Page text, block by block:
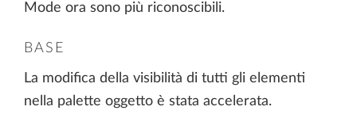
Mode ora sono più riconoscibili.
BASE
La modifica della visibilità di tutti gli elementi
nella palette oggetto è stata accelerata.